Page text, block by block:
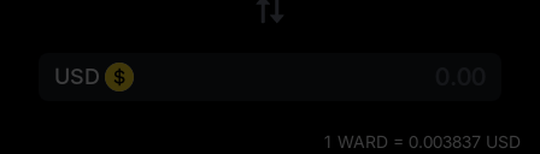
USD
1 WARD = 0.003837 USD